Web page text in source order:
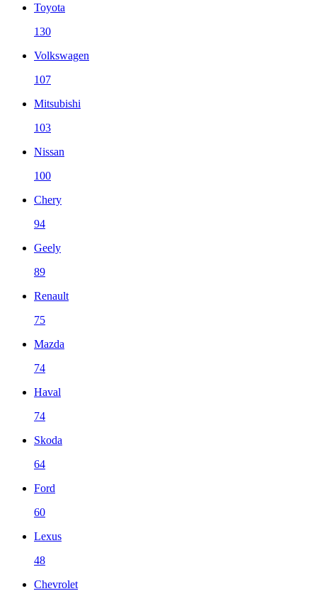
Toyota
130
Volkswagen
107
Mitsubishi
103
Nissan
100
Chery
94
Geely
89
Renault
75
Mazda
74
Haval
74
Skoda
64
Ford
60
Lexus
48
Chevrolet